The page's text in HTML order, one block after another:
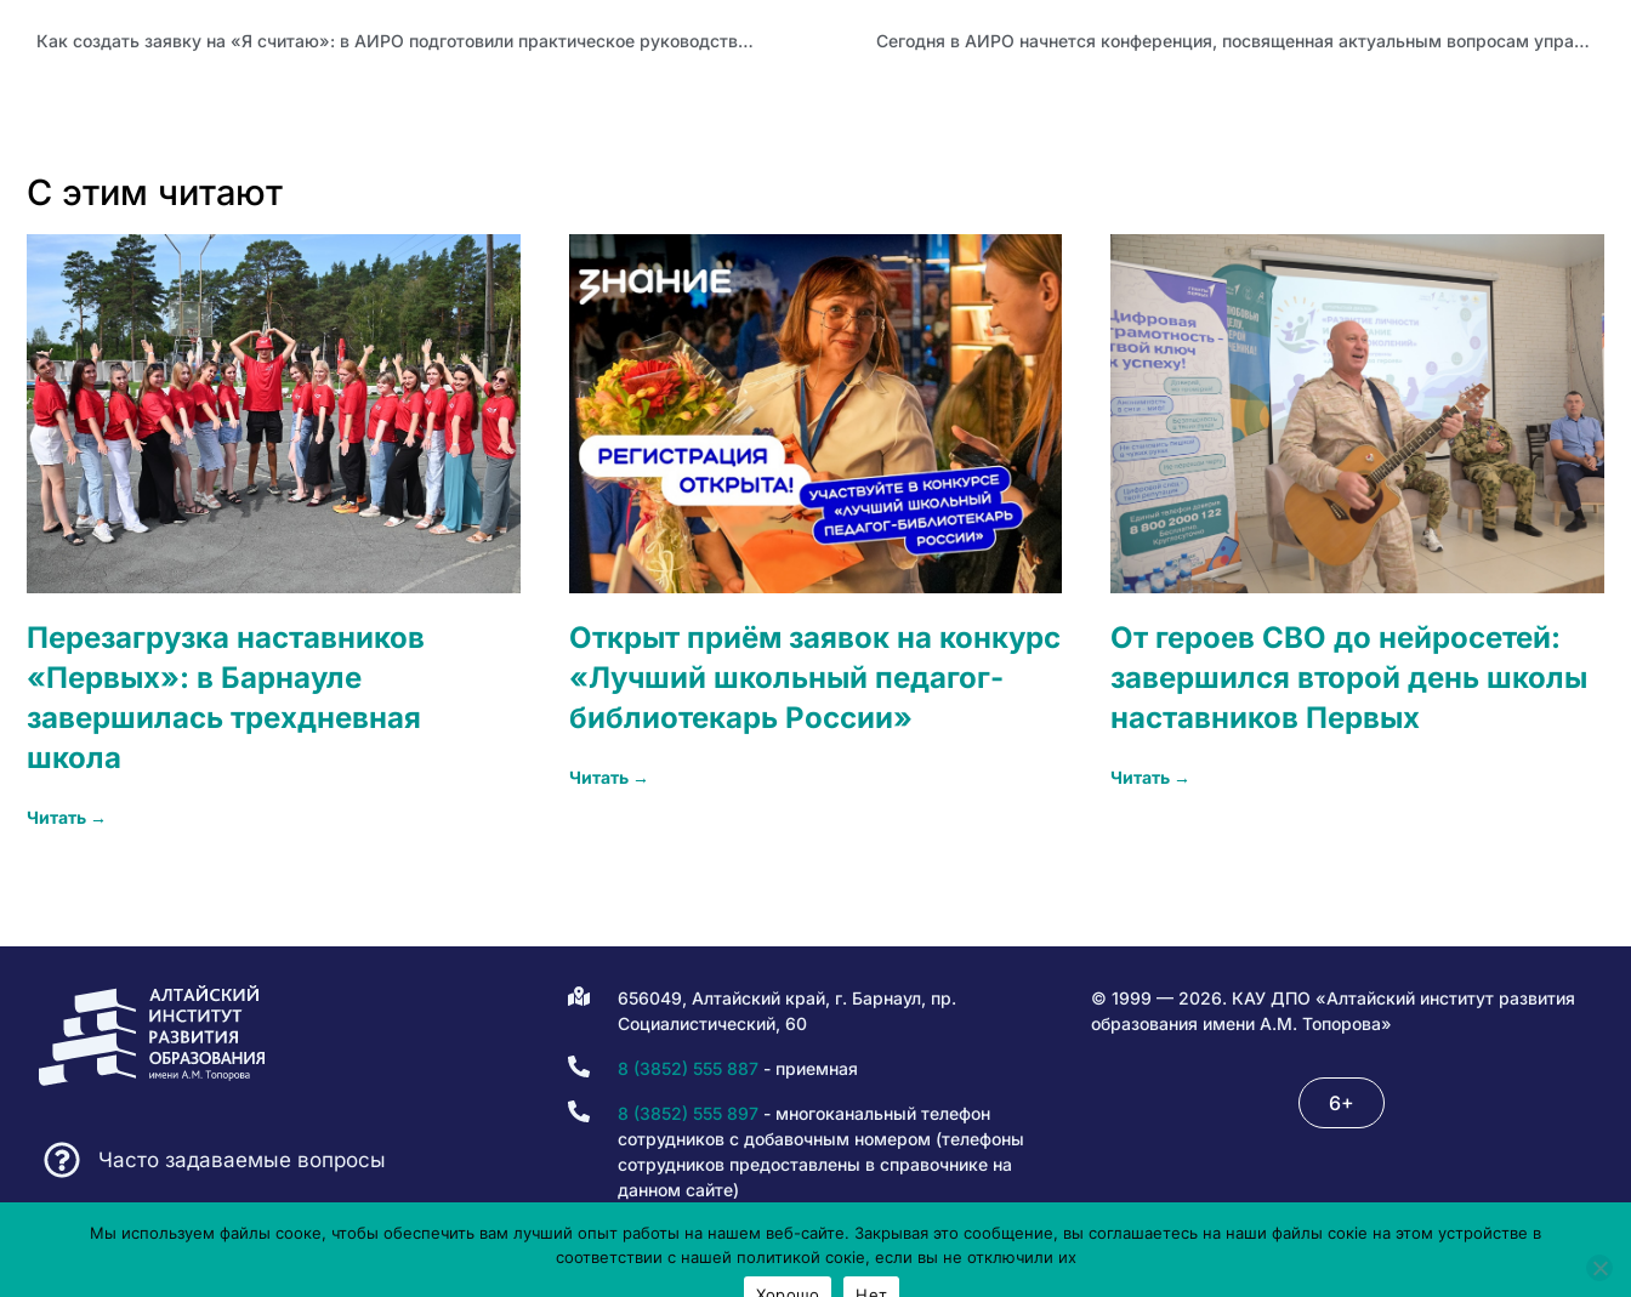
Как создать заявку на «Я считаю»: в АИРО подготовили практическое руководство по работе на портале конкурса Сегодня в АИРО начнется конференция, посвященная актуальным вопросам управления в образовании
С этим читают
Перезагрузка наставников
«Первых»: в Барнауле
завершилась трехдневная
школа
Читать →
Открыт приём заявок на конкурс
«Лучший школьный педагог-
библиотекарь России»
Читать →
От героев СВО до нейросетей:
завершился второй день школы
наставников Первых
Читать →
Часто задаваемые вопросы
656049, Алтайский край, г. Барнаул, пр.
Социалистический, 60
8 (3852) 555 887- приемная
8 (3852) 555 897- многоканальный телефон
сотрудников с добавочным номером (телефоны
сотрудников предоставлены в справочнике на
данном сайте)
8 800 301 80 50- горячая линия
© 1999 — 2026. КАУ ДПО «Алтайский институт развития
образования имени А.М. Топорова»
6+
Мы используем файлы сооке, чтобы обеспечить вам лучший опыт работы на нашем веб-сайте. Закрывая это сообщение, вы соглашаетесь на наши файлы сокіе на этом устройстве в
соответствии с нашей политикой сокіе, если вы не отключили их